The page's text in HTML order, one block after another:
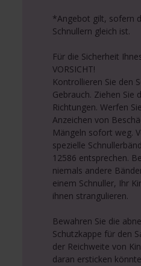
*Angebot gilt, sofern
Schnullern gleich ist.
Für die Sicherheit
VORSICHT!
Kontrollieren Sie den
Gebrauch. Ziehen Sie
Richtungen. Werfen
Anzeichen von
Mängeln sofort weg.
spezielle
12586 entsprechen.
niemals andere
einem Schnuller, Ihr
ihnen strangulieren.
Bewahren Sie die
Schutzkappe für den
der Reichweite von
daran ersticken